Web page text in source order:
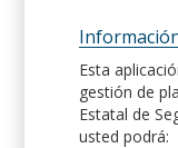
Esta
gestión de
Estatal de
usted podrá: